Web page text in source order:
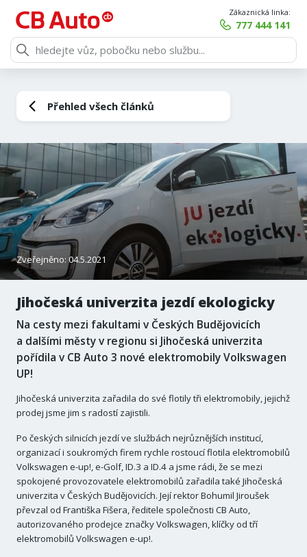
Zákaznická linka:
777 444 141
Přehled všech článků
Zveřejněno: 04.5.2021
Jihočeská univerzita jezdí ekologicky
Na cesty mezi fakultami v Českých Budějovicích
a dalšími městy v regionu si Jihočeská univerzita
pořídila v CB Auto 3 nové elektromobily Volkswagen
UP!
Jihočeská univerzita zařadila do své flotily tři elektromobily, jejichž
prodej jsme jim s radostí zajistili.
Po českých silnicích jezdí ve službách nejrůznějších institucí,
organizací i soukromých firem rychle rostoucí flotila elektromobilů
Volkswagen e-up!, e-Golf, ID.3 a ID.4 a jsme rádi, že se mezi
spokojené provozovatele elektromobilů zařadila také Jihočeská
univerzita v Českých Budějovicích. Její rektor Bohumil Jiroušek
převzal od Františka Fišera, ředitele společnosti CB Auto,
autorizovaného prodejce značky Volkswagen, klíčky od tří
elektromobilů Volkswagen e-up!.